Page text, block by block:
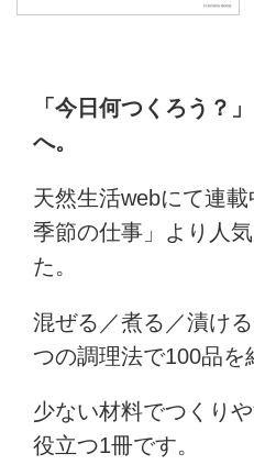
「今日何つくろう？
へ。
天然生活webにて連
季節の仕事」より人
た。
混ぜる／煮る／漬け
つの調理法で100品を
少ない材料でつくり
役立つ1冊です。